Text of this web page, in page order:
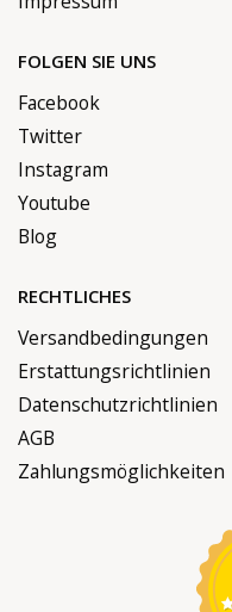
FOLGEN SIE UNS
Facebook
Twitter
Instagram
Youtube
Blog
RECHTLICHES
Versandbedingungen
Erstattungsrichtlinien
Datenschutzrichtlinien
AGB
Zahlungsmöglichkeiten